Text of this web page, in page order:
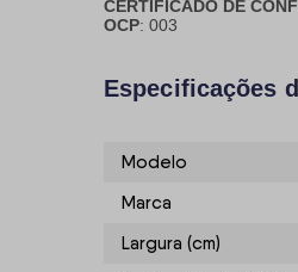
CERTIFICADO DE
OCP: 003
Especificações
Modelo
Marca
Largura (cm)